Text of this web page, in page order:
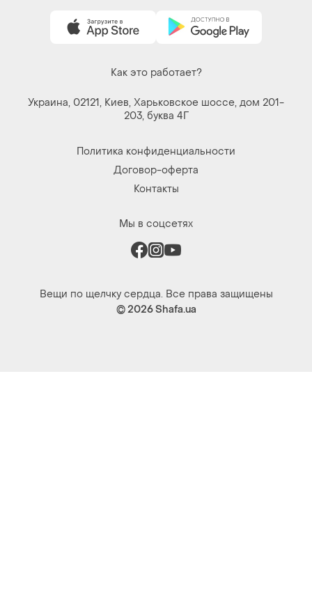
Как это работает?
Украина, 02121, Киев, Харьковское шоссе, дом 201-
203, буква 4Г
Политика конфиденциальности
Договор-оферта
Контакты
Мы в соцсетях
Вещи по щелчку сердца. Все права защищены
© 2026Shafa.ua